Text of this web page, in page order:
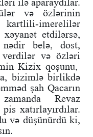
və özlərinin
kartlili-imerelilər
etdilərsə,
nədir belə, dost,
verdilər və özləri
Kizix qoşunu,
bizimlə birlikdə
şah Qacarın
Revaz
xatırlayırdılar.
və düşünürdü ki,